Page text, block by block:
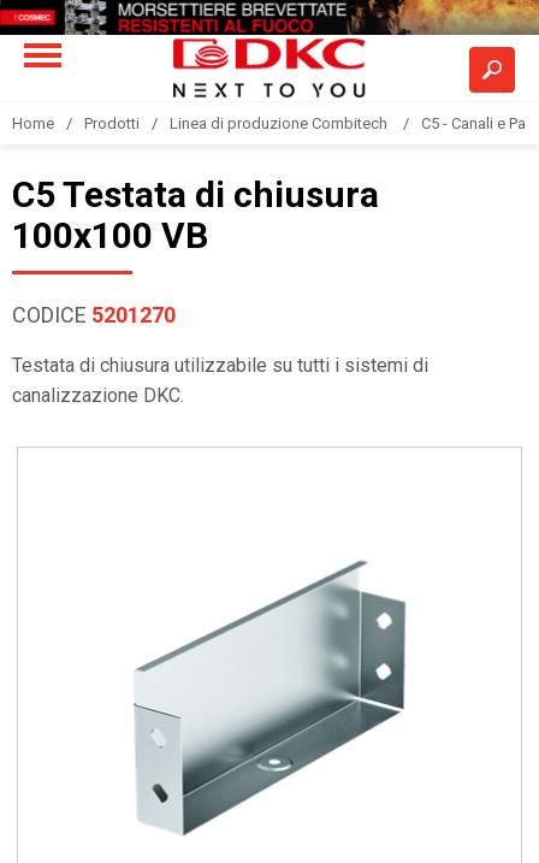
Home Prodotti Linea di produzione Combitech C5 - Canali e
C5 Testata di chiusura
100x100 VB
CODICE 5201270
Testata di chiusura utilizzabile su tutti i sistemi di
canalizzazione DKC.